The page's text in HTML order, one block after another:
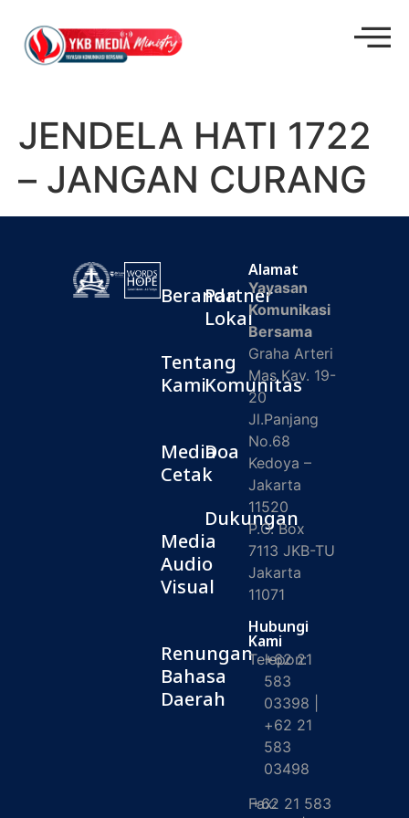
JENDELA HATI 1722
– JANGAN CURANG
Beranda
Tentang
Kami
Media
Cetak
Media
Audio
Visual
Renungan
Bahasa
Daerah
Partner
Lokal
Komunitas
Doa
Dukungan
Alamat
Yayasan
Komunikasi
Bersama
Graha Arteri
Mas Kav. 19-
20
Jl.Panjang
No.68
Kedoya –
Jakarta
11520
P.O. Box
7113 JKB-TU
Jakarta
11071
Hubungi
Kami
Telepon:
+62 21
583
03398 |
+62 21
583
03498
Fax:
+62 21 583